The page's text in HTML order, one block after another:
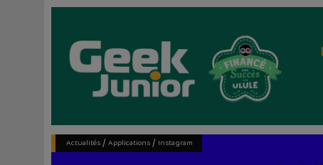
Actualités/ Applications/ Instagram